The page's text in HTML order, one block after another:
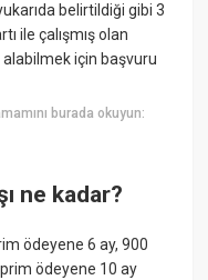
belirtildiği gibi 3
ile çalışmış olan
alabilmek için başvuru
burada okuyun:
ne kadar?
ödeyene 6 ay, 900
ödeyene 10 ay